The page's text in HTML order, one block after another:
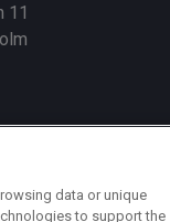
11
data or unique
to support the